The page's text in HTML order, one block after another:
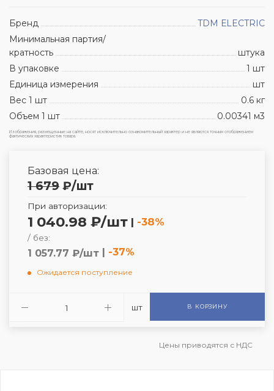
Бренд
TDM ЕLECTRIC
Минимальная партия/
кратность
штука
В упаковке
1 шт
Единица измерения
шт
Вес 1 шт
0.6 кг
Объем 1 шт
0.00341 м3
Изображения, размещенные на сайте, носят исключительно ознакомительный характер и не являются точным отображением
фактических характеристик товара.
Базовая цена:
1 679 ₽/шт
При авторизации:
1 040.98 ₽/шт | -38%
/ без:
1 057.77 ₽/шт | -37%
Ожидается поступление
шт В КОРЗИНУ
Цены приводятся с НДС